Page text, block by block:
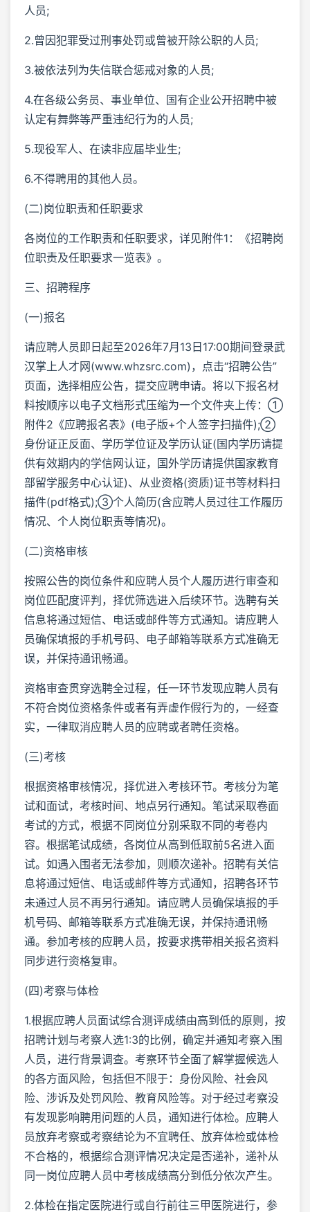
人员;
2.曾因犯罪受过刑事处罚或曾被开除公职的人员;
3.被依法列为失信联合惩戒对象的人员;
4.在各级公务员、事业单位、国有企业公开招聘中被
认定有舞弊等严重违纪行为的人员;
5.现役军人、在读非应届毕业生;
6.不得聘用的其他人员。
(二)岗位职责和任职要求
各岗位的工作职责和任职要求，详见附件1：《招聘岗
位职责及任职要求一览表》。
三、招聘程序
(一)报名
请应聘人员即日起至2026年7月13日17:00期间登录武
汉掌上人才网(www.whzsrc.com)，点击“招聘公告”
页面，选择相应公告，提交应聘申请。将以下报名材
料按顺序以电子文档形式压缩为一个文件夹上传：①
附件2《应聘报名表》(电子版+个人签字扫描件);②
身份证正反面、学历学位证及学历认证(国内学历请提
供有效期内的学信网认证，国外学历请提供国家教育
部留学服务中心认证)、从业资格(资质)证书等材料扫
描件(pdf格式);③个人简历(含应聘人员过往工作履历
情况、个人岗位职责等情况)。
(二)资格审核
按照公告的岗位条件和应聘人员个人履历进行审查和
岗位匹配度评判，择优筛选进入后续环节。选聘有关
信息将通过短信、电话或邮件等方式通知。请应聘人
员确保填报的手机号码、电子邮箱等联系方式准确无
误，并保持通讯畅通。
资格审查贯穿选聘全过程，任一环节发现应聘人员有
不符合岗位资格条件或者有弄虚作假行为的，一经查
实，一律取消应聘人员的应聘或者聘任资格。
(三)考核
根据资格审核情况，择优进入考核环节。考核分为笔
试和面试，考核时间、地点另行通知。笔试采取卷面
考试的方式，根据不同岗位分别采取不同的考卷内
容。根据笔试成绩，各岗位从高到低取前5名进入面
试。如遇入围者无法参加，则顺次递补。招聘有关信
息将通过短信、电话或邮件等方式通知，招聘各环节
未通过人员不再另行通知。请应聘人员确保填报的手
机号码、邮箱等联系方式准确无误，并保持通讯畅
通。参加考核的应聘人员，按要求携带相关报名资料
同步进行资格复审。
(四)考察与体检
1.根据应聘人员面试综合测评成绩由高到低的原则，按
招聘计划与考察人选1:3的比例，确定并通知考察入围
人员，进行背景调查。考察环节全面了解掌握候选人
的各方面风险，包括但不限于：身份风险、社会风
险、涉诉及处罚风险、教育风险等。对于经过考察没
有发现影响聘用问题的人员，通知进行体检。应聘人
员放弃考察或考察结论为不宜聘任、放弃体检或体检
不合格的，根据综合测评情况决定是否递补，递补从
同一岗位应聘人员中考核成绩高分到低分依次产生。
2.体检在指定医院进行或自行前往三甲医院进行，参